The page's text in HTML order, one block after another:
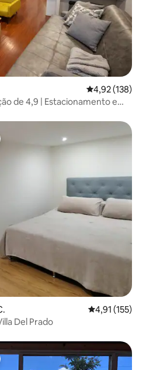
4,92 de uma
4,92 (138)
de 4,9 | Estacionamento e
4,91 de uma
4,91 (155)
Del Prado